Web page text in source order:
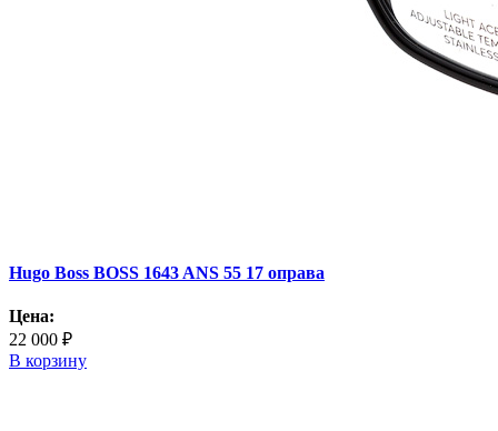
Hugo Boss BOSS 1643 ANS 55 17 оправа
Цена:
22 000 ₽
В корзину